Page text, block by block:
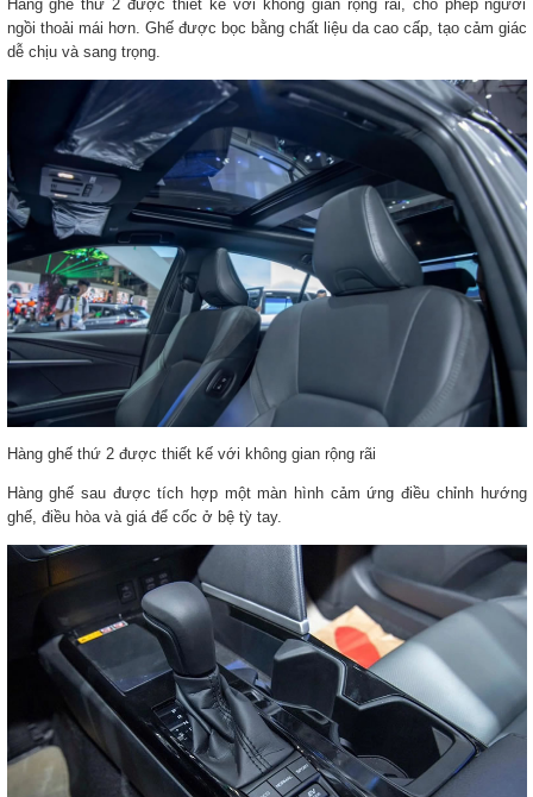
Hàng ghế thứ 2 được thiết kế với không gian rộng rãi, cho phép người
ngồi thoải mái hơn. Ghế được bọc bằng chất liệu da cao cấp, tạo cảm giác
dễ chịu và sang trọng.
Hàng ghế thứ 2 được thiết kế với không gian rộng rãi
Hàng ghế sau được tích hợp một màn hình cảm ứng điều chỉnh hướng
ghế, điều hòa và giá để cốc ở bệ tỳ tay.